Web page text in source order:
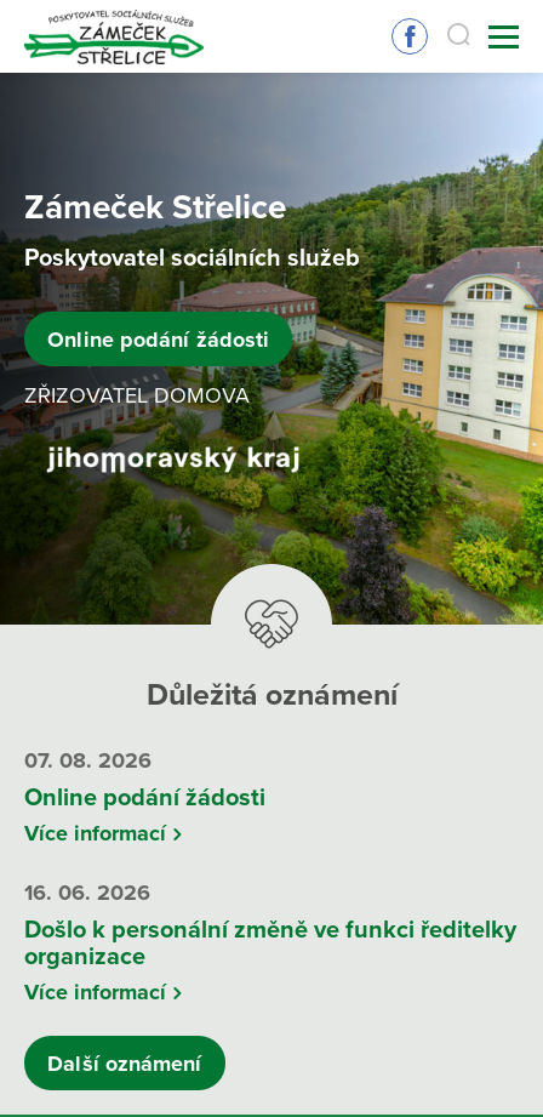
Zámeček Střelice
Poskytovatel sociálních služeb
Online podání žádosti
ZŘIZOVATEL DOMOVA
Důležitá oznámení
07. 08. 2026
Online podání žádosti
Více informací
16. 06. 2026
Došlo k personální změně ve funkci ředitelky
organizace
Více informací
Další oznámení